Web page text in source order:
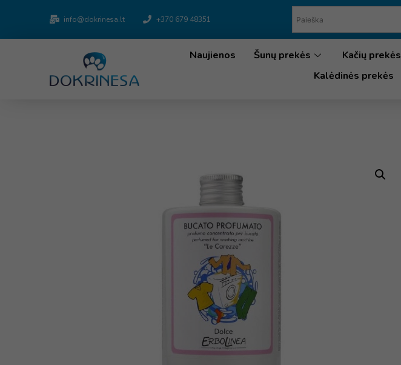
info@dokrinesa.lt +370 679 48351
Naujienos Šunų prekės Kačių prekės
Kalėdinės prekės